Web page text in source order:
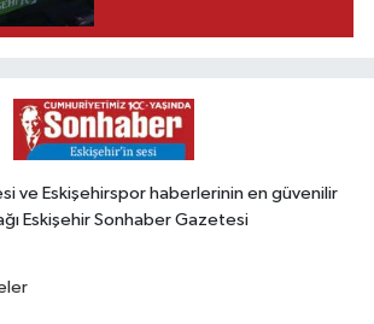
ve Eskişehirspor haberlerinin en güvenilir
Eskişehir Sonhaber Gazetesi